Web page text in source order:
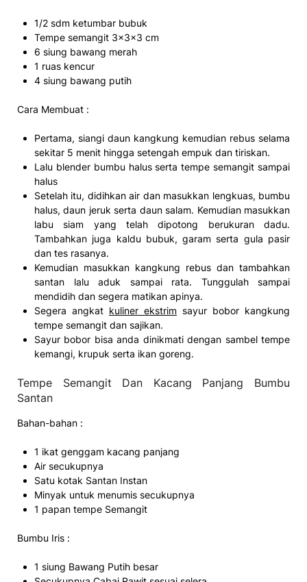
1/2 sdm ketumbar bubuk
Tempe semangit 3x3x3 cm
6 siung bawang merah
1 ruas kencur
4 siung bawang putih
Cara Membuat :
Pertama, siangi daun kangkung kemudian rebus selama
sekitar 5 menit hingga setengah empuk dan tiriskan.
Lalu blender bumbu halus serta tempe semangit sampai
halus
Setelah itu, didihkan air dan masukkan lengkuas, bumbu
halus, daun jeruk serta daun salam. Kemudian masukkan
labu siam yang telah dipotong berukuran dadu.
Tambahkan juga kaldu bubuk, garam serta gula pasir
dan tes rasanya.
Kemudian masukkan kangkung rebus dan tambahkan
santan lalu aduk sampai rata. Tunggulah sampai
mendidih dan segera matikan apinya.
Segera angkat kuliner ekstrim sayur bobor kangkung
tempe semangit dan sajikan.
Sayur bobor bisa anda dinikmati dengan sambel tempe
kemangi, krupuk serta ikan goreng.
Tempe Semangit Dan Kacang Panjang Bumbu
Santan
Bahan-bahan :
1 ikat genggam kacang panjang
Air secukupnya
Satu kotak Santan Instan
Minyak untuk menumis secukupnya
1 papan tempe Semangit
Bumbu Iris :
1 siung Bawang Putih besar